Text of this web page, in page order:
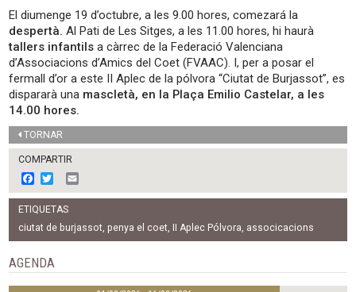
El diumenge 19 d’octubre, a les 9.00 hores, comezará la
despertà. Al Pati de Les Sitges, a les 11.00 hores, hi haurà
tallers infantils a càrrec de la Federació Valenciana
d’Associacions d’Amics del Coet (FVAAC). I, per a posar el
fermall d’or a este II Aplec de la pólvora “Ciutat de Burjassot”, es
dispararà una mascletà, en la Plaça Emilio Castelar, a les
14.00 hores.
TORNAR
COMPARTIR
F
a
c
e
b
o
o
k
w
i
t
t
e
m
a
l
ETIQUETAS
ciutat de burjassot, penya el coet, II Aplec Pólvora, associcacions
AGENDA